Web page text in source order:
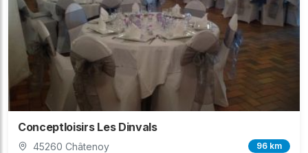
Conceptloisirs Les Dinvals
45260 Châtenoy 96 km